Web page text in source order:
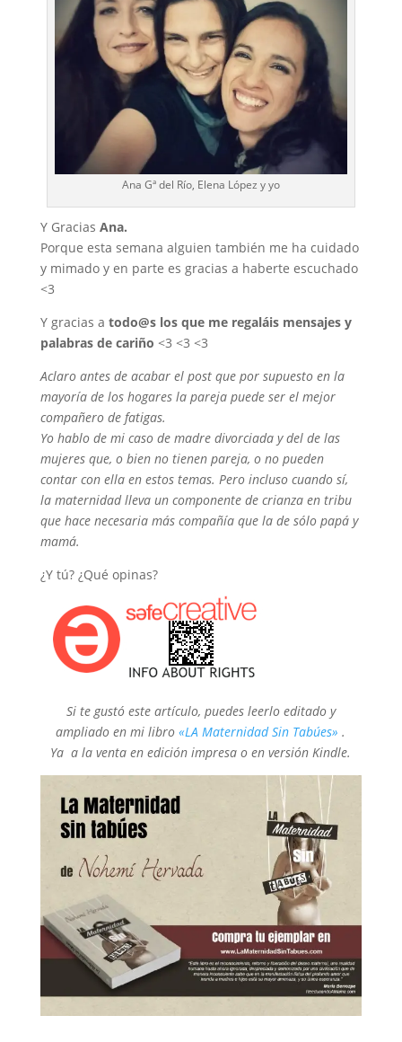
Ana Gª del Río, Elena López y yo
Y Gracias Ana.
Porque esta semana alguien también me ha cuidado
y mimado y en parte es gracias a haberte escuchado
<3
Y gracias a todo@s los que me regaláis mensajes y
palabras de cariño <3 <3 <3
Aclaro antes de acabar el post que por supuesto en la
mayoría de los hogares la pareja puede ser el mejor
compañero de fatigas.
Yo hablo de mi caso de madre divorciada y del de las
mujeres que, o bien no tienen pareja, o no pueden
contar con ella en estos temas. Pero incluso cuando sí,
la maternidad lleva un componente de crianza en tribu
que hace necesaria más compañía que la de sólo papá y
mamá.
¿Y tú? ¿Qué opinas?
Si te gustó este artículo, puedes leerlo editado y
ampliado en mi libro«LA Maternidad Sin Tabúes» .
Ya a la venta en edición impresa o en versión Kindle.